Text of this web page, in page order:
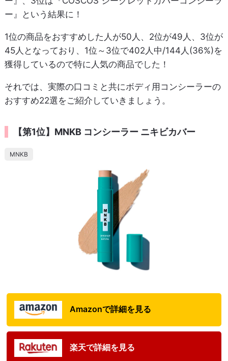
ー』という結果に！
1位の商品をおすすめした人が50人、2位が49人、3位が
45人となっており、1位～3位で402人中/144人(36%)を
獲得しているので特に人気の商品でした！
それでは、実際の口コミと共にボディ用コンシーラーの
おすすめ22選をご紹介していきましょう。
【第1位】MNKB コンシーラー ニキビカバー
MNKB
Amazonで詳細を見る
楽天で詳細を見る